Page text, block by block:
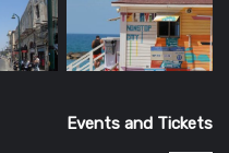
Events and Tickets